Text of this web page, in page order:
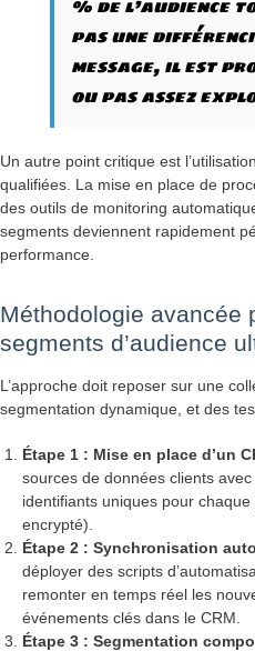
% de l’audience
pas une
message, il est
ou pas assez
Un autre point critique est
qualifiées. La mise en place de
des outils de monitoring
segments deviennent rapidement
performance.
Méthodologie avancée
segments d’audience
L’approche doit reposer sur une
segmentation dynamique, et des
Étape 1 : Mise en place d’un
sources de données clients
identifiants uniques pour
encrypté).
Étape 2 : Synchronisation
déployer des scripts
remonter en temps réel les
événements clés dans le CRM.
Étape 3 : Segmentation